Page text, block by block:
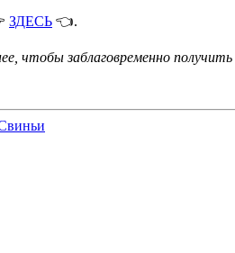
ЗДЕСЬ 👈.
чтобы заблаговременно получить